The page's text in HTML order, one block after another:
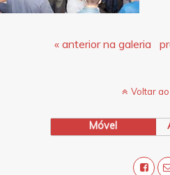
« anterior na galeria
Voltar
Móvel